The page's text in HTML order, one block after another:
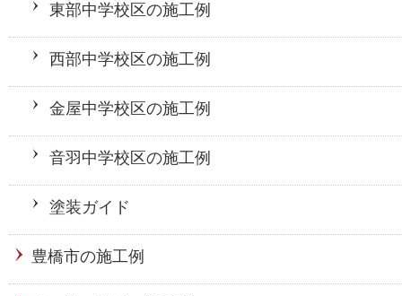
東部中学校区の施工例
西部中学校区の施工例
金屋中学校区の施工例
音羽中学校区の施工例
塗装ガイド
豊橋市の施工例